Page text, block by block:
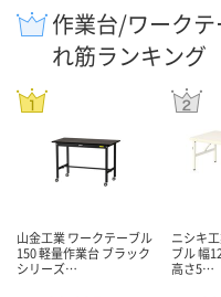
作業台/ワーク
れ筋ランキング
山金工業 ワークテーブル
150 軽量作業台 ブラック
シリーズ…
ニシキ
ブル 幅
高さ5…